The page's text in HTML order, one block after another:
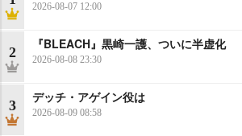
2026-08-07 12:00
2
『BLEACH』黒崎一護、ついに半虚化
2026-08-08 23:30
3
デッチ・アゲイン役は
2026-08-09 08:58